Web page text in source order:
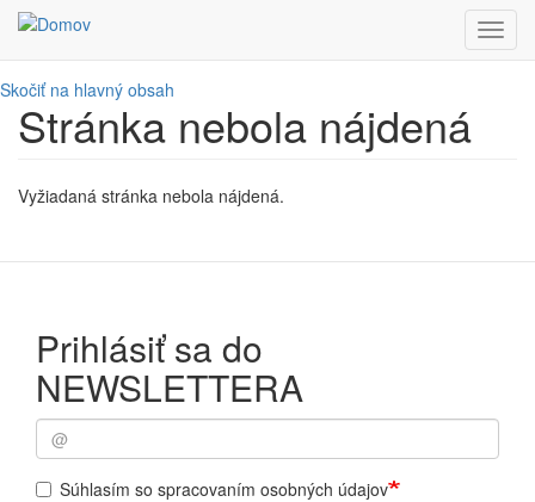
Skočiť na hlavný obsah
Stránka nebola nájdená
Vyžiadaná stránka nebola nájdená.
Prihlásiť sa do
NEWSLETTERA
Súhlasím so spracovaním osobných údajov